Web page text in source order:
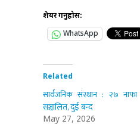
शेयर गर्नुहोस:
WhatsApp
Related
सार्वजनिक संस्थान : २७
सञ्चालित, दुई बन्द
May 27, 2026